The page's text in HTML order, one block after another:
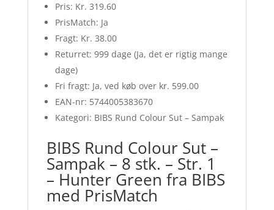
Pris: Kr. 319.60
PrisMatch: Ja
Fragt: Kr. 38.00
Returret: 999 dage (Ja, det er rigtig mange
dage)
Fri fragt: Ja, ved køb over kr. 599.00
EAN-nr: 5744005383670
Kategori: BIBS Rund Colour Sut – Sampak
BIBS Rund Colour Sut –
Sampak – 8 stk. – Str. 1
– Hunter Green fra BIBS
med PrisMatch